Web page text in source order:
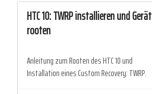
HTC 10: TWRP installieren und Gerät
rooten
Anleitung zum Rooten des HTC 10 und
Installation eines Custom Recovery: TWRP.